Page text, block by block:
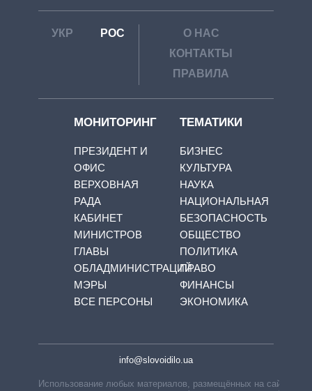
УКР РОС
О НАС
КОНТАКТЫ
ПРАВИЛА
МОНИТОРИНГ
ПРЕЗИДЕНТ И
ОФИС
ВЕРХОВНАЯ
РАДА
КАБИНЕТ
МИНИСТРОВ
ГЛАВЫ
ОБЛАДМИНИСТРАЦИЙ
МЭРЫ
ВСЕ ПЕРСОНЫ
ТЕМАТИКИ
БИЗНЕС
КУЛЬТУРА
НАУКА
НАЦИОНАЛЬНАЯ
БЕЗОПАСНОСТЬ
ОБЩЕСТВО
ПОЛИТИКА
ПРАВО
ФИНАНСЫ
ЭКОНОМИКА
info@slovoidilo.ua
Использование любых материалов, размещённых на сайте,